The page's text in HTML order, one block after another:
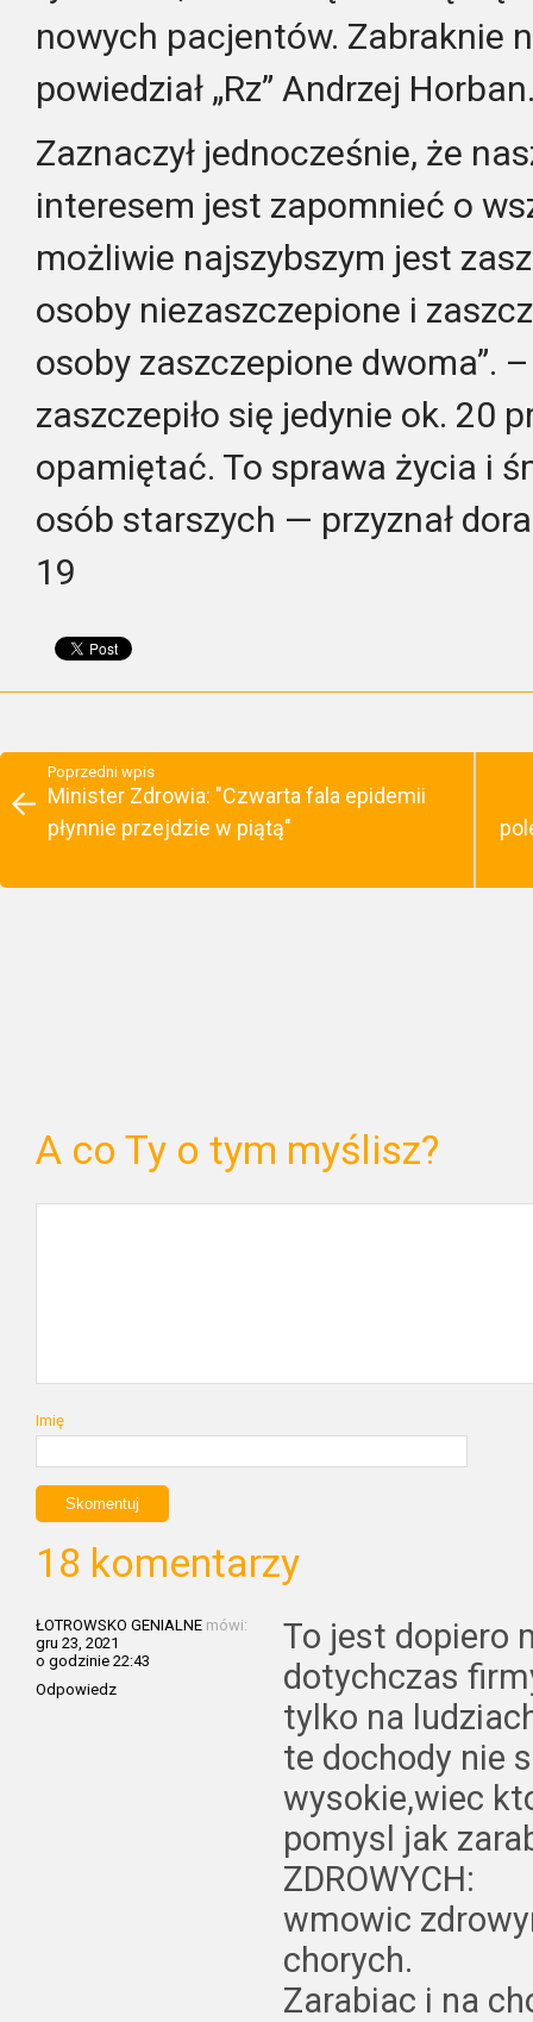
nowych pacjentów. Zabraknie
powiedział „Rz” Andrzej
Zaznaczył jednocześnie, że
interesem jest zapomnieć o
możliwie najszybszym jest
osoby niezaszczepione i
osoby zaszczepione dwoma”.
zaszczepiło się jedynie ok. 20
opamiętać. To sprawa życia i
osób starszych — przyznał
19
Poprzedni wpis
Minister Zdrowia: "Czwarta fala epidemii
płynnie przejdzie w piątą"
A co Ty o tym myślisz?
Imię
18 komentarzy
ŁOTROWSKO GENIALNE mówi:
gru 23, 2021
o godzinie 22:43
Odpowiedz
To jest dopiero
dotychczas
tylko na
te dochody nie
wysokie,wiec
pomysl jak
ZDROWYCH:
wmowic
chorych.
Zarabiac i na